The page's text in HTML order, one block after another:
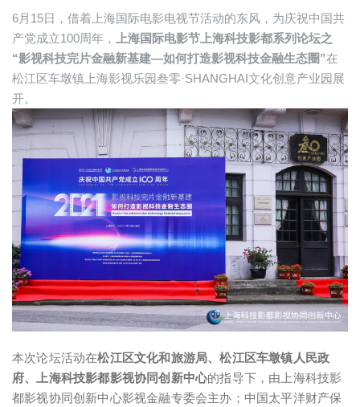
6月15日，借着上海国际电影电视节活动的东风，为庆祝中国共
产党成立100周年，
上海国际电影节上海科技影都系列论坛之
“影视科技完片金融新基建—如何打造影视科技金融生态圈”在
松江区车墩镇上海影视乐园叁零·SHANGHAI文化创意产业园展
开。
本次论坛活动在松江区文化和旅游局、松江区车墩镇人民政
府、上海科技影都影视协同创新中心的指导下，由上海科技影
都影视协同创新中心影视金融专委会主办；中国太平洋财产保